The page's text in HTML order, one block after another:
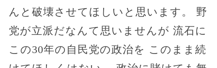
んと破壊させてほしいと思います。 野
党が立派だなんて思いませんが 流石に
この30年の自民党の政治を このまま続